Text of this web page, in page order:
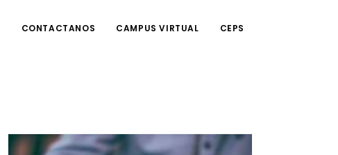
CONTACTANOS CAMPUS VIRTUAL CEPS